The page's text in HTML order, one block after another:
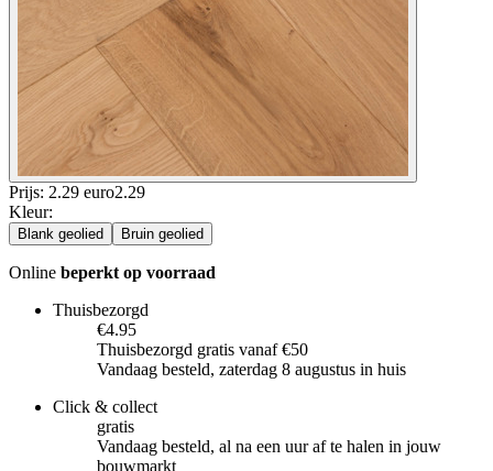
Prijs: 2.29 euro2.29
Kleur:
Blank geolied Bruin geolied
Online beperkt op voorraad
Thuisbezorgd
€4.95
Thuisbezorgd gratis vanaf €50
Vandaag besteld, zaterdag 8 augustus in huis
Click & collect
gratis
Vandaag besteld, al na een uur af te halen in jouw
bouwmarkt